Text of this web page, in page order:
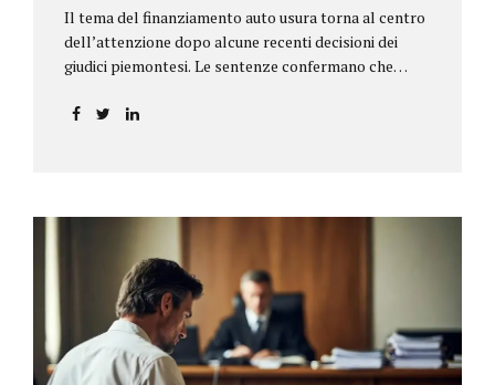
Il tema del finanziamento auto usura torna al centro
dell’attenzione dopo alcune recenti decisioni dei
giudici piemontesi. Le sentenze confermano che
incidere sul calcolo del tasso effettivo e aprire la